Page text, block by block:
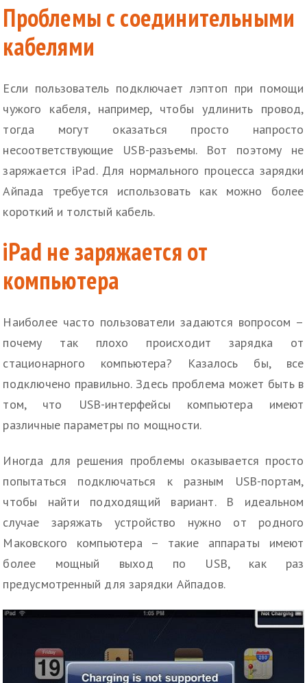
Проблемы с соединительными
кабелями
Если пользователь подключает лэптоп при помощи
чужого кабеля, например, чтобы удлинить провод,
тогда могут оказаться просто напросто
несоответствующие USB-разъемы. Вот поэтому не
заряжается iРad. Для нормального процесса зарядки
Айпада требуется использовать как можно более
короткий и толстый кабель.
iPad не заряжается от
компьютера
Наиболее часто пользователи задаются вопросом –
почему так плохо происходит зарядка от
стационарного компьютера? Казалось бы, все
подключено правильно. Здесь проблема может быть в
том, что USB-интерфейсы компьютера имеют
различные параметры по мощности.
Иногда для решения проблемы оказывается просто
попытаться подключаться к разным USB-портам,
чтобы найти подходящий вариант. В идеальном
случае заряжать устройство нужно от родного
Маковского компьютера – такие аппараты имеют
более мощный выход по USB, как раз
предусмотренный для зарядки Айпадов.